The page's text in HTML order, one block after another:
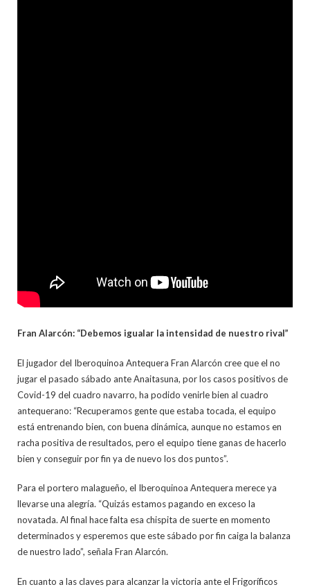
Fran Alarcón: “Debemos igualar la intensidad de nuestro rival”
El jugador del Iberoquinoa Antequera Fran Alarcón cree que el no
jugar el pasado sábado ante Anaitasuna, por los casos positivos de
Covid-19 del cuadro navarro, ha podido venirle bien al cuadro
antequerano: “Recuperamos gente que estaba tocada, el equipo
está entrenando bien, con buena dinámica, aunque no estamos en
racha positiva de resultados, pero el equipo tiene ganas de hacerlo
bien y conseguir por fin ya de nuevo los dos puntos”.
Para el portero malagueño, el Iberoquinoa Antequera merece ya
llevarse una alegría. “Quizás estamos pagando en exceso la
novatada. Al final hace falta esa chispita de suerte en momento
determinados y esperemos que este sábado por fin caiga la balanza
de nuestro lado”, señala Fran Alarcón.
En cuanto a las claves para alcanzar la victoria ante el Frigoríficos